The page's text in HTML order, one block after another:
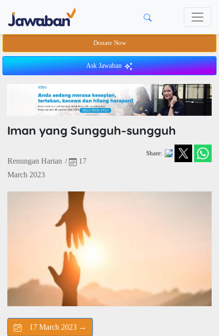
Donate Now
Ask Jawaban
Iman yang Sungguh-sungguh
Renungan Harian /
17
March 2023
Share:
17 March 2023 →